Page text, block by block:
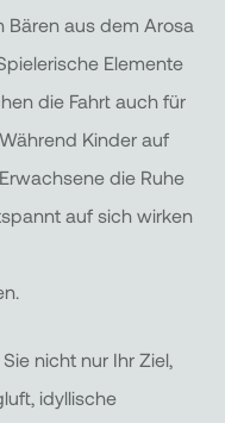
Bären aus dem Arosa
Elemente
die Fahrt auch für
Kinder auf
die Ruhe
auf sich wirken
nicht nur Ihr Ziel,
idyllische